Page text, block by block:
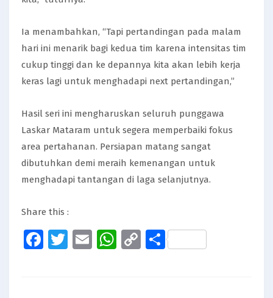
Ia menambahkan, “Tapi pertandingan pada malam
hari ini menarik bagi kedua tim karena intensitas tim
cukup tinggi dan ke depannya kita akan lebih kerja
keras lagi untuk menghadapi next pertandingan,”
Hasil seri ini mengharuskan seluruh punggawa
Laskar Mataram untuk segera memperbaiki fokus
area pertahanan. Persiapan matang sangat
dibutuhkan demi meraih kemenangan untuk
menghadapi tantangan di laga selanjutnya.
Share this :
Facebook
Twitter
EmailWhatsApp
CopyShare